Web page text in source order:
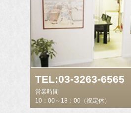
TEL:03-3263-6565
営業時間
10：00～18：00（祝定休）